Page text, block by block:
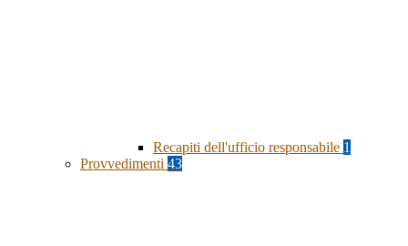
Recapiti dell'ufficio responsabile 1
Provvedimenti 43